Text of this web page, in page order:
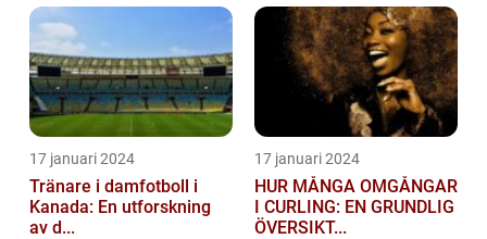
17 januari 2024
Tränare i damfotboll i
Kanada: En utforskning
av d...
17 januari 2024
HUR MÅNGA OMGÅNGAR
I CURLING: EN GRUNDLIG
ÖVERSIKT...